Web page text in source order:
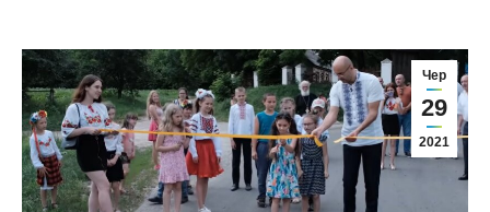
Чер
29
2021